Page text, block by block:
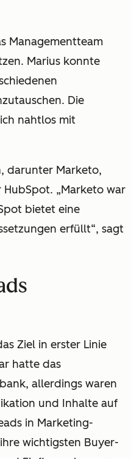
Managementteam
Marius konnte
Die
nahtlos mit
darunter Marketo,
„Marketo war
bietet eine
erfüllt“, sagt
Ziel in erster Linie
hatte das
allerdings waren
und Inhalte auf
in Marketing-
wichtigsten Buyer-